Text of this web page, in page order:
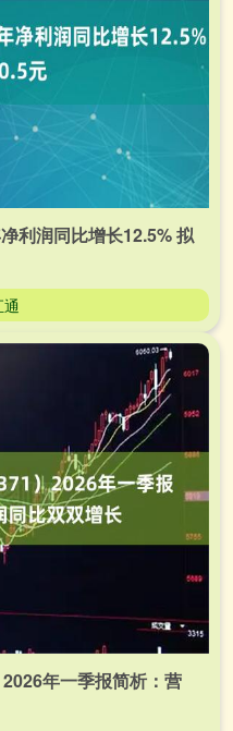
利润同比增长12.5% 拟
年一季报简析：营